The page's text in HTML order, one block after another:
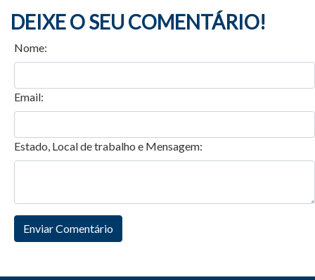
DEIXE O SEU COMENTÁRIO!
Nome:
Email:
Estado, Local de trabalho e Mensagem: